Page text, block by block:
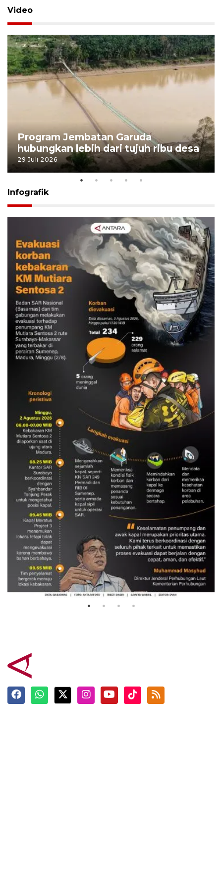
Video
Program Jembatan Garuda
hubungkan lebih dari tujuh ribu desa
29 Juli 2026
Infografik
Evakuasi korban kebakaran KM
Mutiara Sentosa 2
3 Agustus 2026